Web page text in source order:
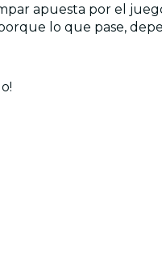
apuesta por el
lo que pase,